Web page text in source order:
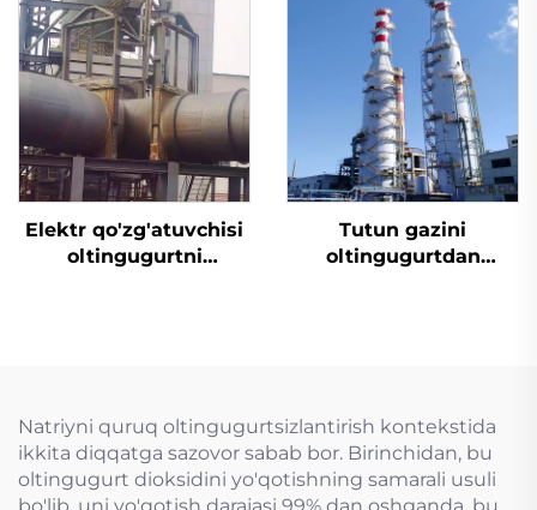
Elektr qo'zg'atuvchisi
oltingugurtni
Tutun gazini
oltingugurtdan
Natriyni quruq oltingugurtsizlantirish kontekstida
ikkita diqqatga sazovor sabab bor. Birinchidan, bu
oltingugurt dioksidini yo'qotishning samarali usuli